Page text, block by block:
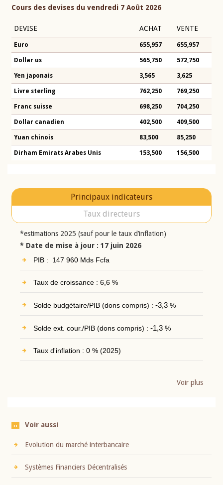
Cours des devises du vendredi 7 Août 2026
DEVISE ACHAT VENTE
Euro 655,957 655,957
Dollar us 565,750 572,750
Yen japonais 3,565 3,625
Livre sterling 762,250 769,250
Franc suisse 698,250 704,250
Dollar canadien 402,500 409,500
Yuan chinois 83,500 85,250
Dirham Emirats Arabes Unis 153,500 156,500
Principaux indicateurs
Taux directeurs
*estimations 2025 (sauf pour le taux d’inflation)
* Date de mise à jour : 17 juin 2026
PIB : 147 960 Mds Fcfa
Taux de croissance : 6,6 %
Solde budgétaire/PIB (dons compris) : -3,3%
Solde ext. cour./PIB (dons compris) : -1,3%
Taux d'inflation : 0 % (2025)
Voir plus
Voir aussi
Evolution du marché interbancaire
Systèmes Financiers Décentralisés